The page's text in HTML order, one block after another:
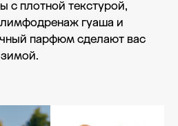
с плотной текстурой,
гуаша и
парфюм сделают вас